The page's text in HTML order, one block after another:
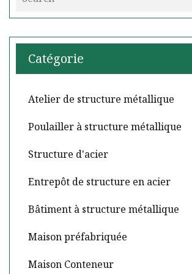
Catégorie
Atelier de structure métallique
Poulailler à structure métallique
Structure d'acier
Entrepôt de structure en acier
Bâtiment à structure métallique
Maison préfabriquée
Maison Conteneur